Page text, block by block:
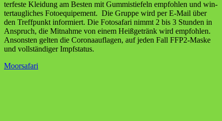
ter­fes­te Klei­dung am Bes­ten mit Gum­mi­stie­feln emp­foh­len und win­
ter­taug­li­ches Foto­equi­pe­ment. Die Grup­pe wird per E‑Mail über
den Treff­punkt infor­miert. Die Foto­sa­fa­ri nimmt 2 bis 3 Stun­den in
Anspruch, die Mit­nah­me von einem Heiß­ge­tränk wird emp­foh­len.
Ansons­ten gel­ten die Coro­na­auf­la­gen, auf jeden Fall FFP2-Mas­ke
und voll­stän­di­ger Impfstatus.
Moor­sa­fa­ri